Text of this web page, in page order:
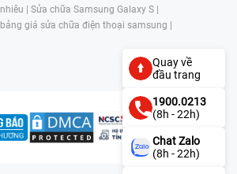
nhiêu | Sửa chữa Samsung Galaxy S |
bảng giá sửa chữa điện thoại samsung |
Quay về
đầu trang
1900.0213
(8h - 22h)
Chat Zalo
(8h - 22h)